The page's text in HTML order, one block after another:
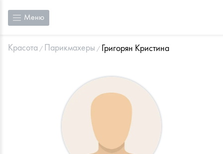
Меню
Красота Парикмахеры Григорян Кристина